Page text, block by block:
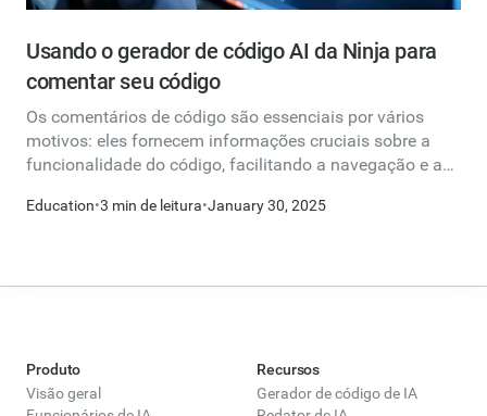
Usando o gerador de código AI da Ninja para
comentar seu código
Os comentários de código são essenciais por vários
motivos: eles fornecem informações cruciais sobre a
funcionalidade do código, facilitando a navegação e a
Melhora a legibilidade — Um código bem comentado é
colaboração — Os desenvolvedores geralmente
antigo sem comentários pode parecer como decifrar um
script antigo. Acelera a integração — Os novos membros
Education•3 min de leitura•January 30, 2025
Produto
Visão geral
Recursos
Gerador de código de IA